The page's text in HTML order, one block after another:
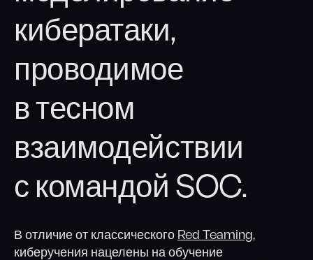
Киберучения
Аудит Wi-Fi сетей
Повышение осведомлённости
кибератаки,
проводимое
в тесном
взаимодействии
с командой SOC.
В отличие от классического Red Teaming,
киберучения нацелены на обучение